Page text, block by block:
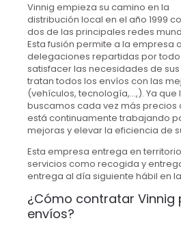
Vinnig empieza su camino en la
distribución local en el año 1999
dos de las principales redes
Esta fusión permite a la empresa
delegaciones repartidas por
satisfacer las necesidades de sus
tratan todos los envíos con las
(vehículos, tecnología,…,). Ya que
buscamos cada vez más precios
está continuamente trabajando
mejoras y elevar la eficiencia de
Esta empresa entrega en
servicios como recogida y
entrega al día siguiente hábil en
¿Cómo contratar Vinnig
envíos?